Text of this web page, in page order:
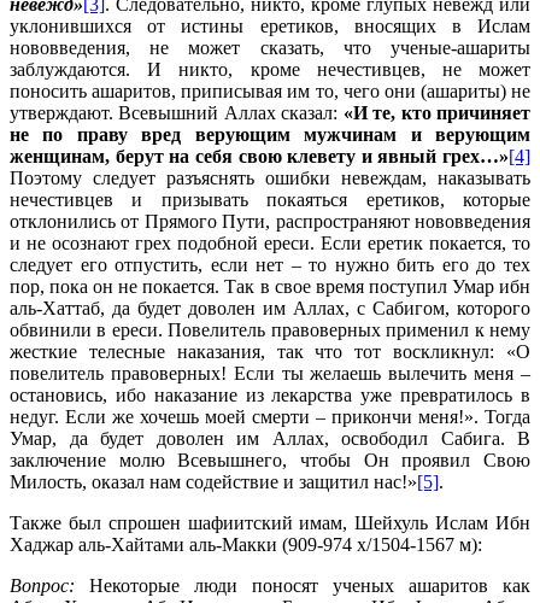
уклонившихся от истины еретиков, вносящих в Ислам
нововведения, не может сказать, что ученые-ашариты
заблуждаются. И никто, кроме нечестивцев, не может
поносить ашаритов, приписывая им то, чего они (ашариты) не
утверждают. Всевышний Аллах сказал: «И те, кто причиняет
не по праву вред верующим мужчинам и верующим
женщинам, берут на себя свою клевету и явный грех…»[4]
Поэтому следует разъяснять ошибки невеждам, наказывать
нечестивцев и призывать покаяться еретиков, которые
отклонились от Прямого Пути, распространяют нововведения
и не осознают грех подобной ереси. Если еретик покается, то
следует его отпустить, если нет – то нужно бить его до тех
пор, пока он не покается. Так в свое время поступил Умар ибн
аль-Хаттаб, да будет доволен им Аллах, с Сабигом, которого
обвинили в ереси. Повелитель правоверных применил к нему
жесткие телесные наказания, так что тот воскликнул: «О
повелитель правоверных! Если ты желаешь вылечить меня –
остановись, ибо наказание из лекарства уже превратилось в
недуг. Если же хочешь моей смерти – прикончи меня!». Тогда
Умар, да будет доволен им Аллах, освободил Сабига. В
заключение молю Всевышнего, чтобы Он проявил Свою
Милость, оказал нам содействие и защитил нас!»[5].
Также был спрошен шафиитский имам, Шейхуль Ислам Ибн
Хаджар аль-Хайтами аль-Макки (909-974 х/1504-1567 м):
Вопрос: Некоторые люди поносят ученых ашаритов как